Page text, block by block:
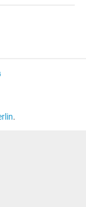
.